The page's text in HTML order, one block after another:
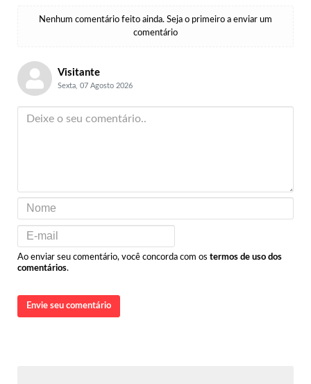
Nenhum comentário feito ainda. Seja o primeiro a enviar um
comentário
Visitante
Sexta, 07 Agosto 2026
Ao enviar seu comentário, você concorda com os termos de uso dos
comentários.
Envie seu comentário